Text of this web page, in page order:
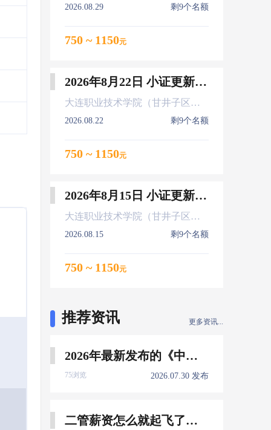
2026.08.29 剩9个名额
750 ~ 1150元
2026年8月22日 小证更新 Z01Z02Z04
大连职业技术学院（甘井子区大连北站）
2026.08.22 剩9个名额
750 ~ 1150元
2026年8月15日 小证更新 Z01Z02Z04
大连职业技术学院（甘井子区大连北站）
2026.08.15 剩9个名额
750 ~ 1150元
推荐资讯 更多资讯...
2026年最新发布的《中国船员发展报告》，暴露了哪些信息量？
75浏览 2026.07.30 发布
二管薪资怎么就起飞了，下一个会是谁？